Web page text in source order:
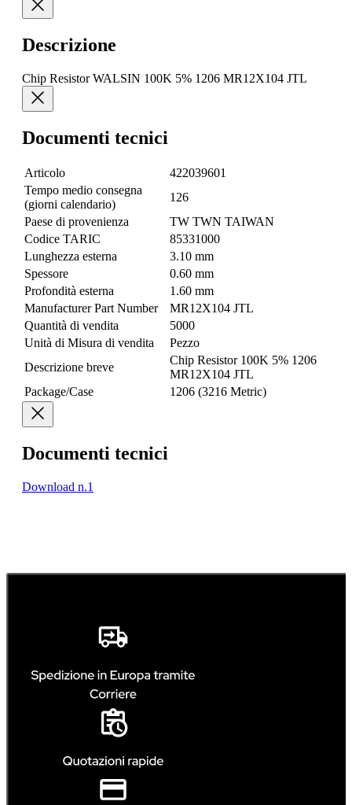
Descrizione
Chip Resistor WALSIN 100K 5% 1206 MR12X104 JTL
Documenti tecnici
Articolo
422039601
Tempo medio consegna
(giorni calendario)
126
Paese di provenienza
TW TWN TAIWAN
Codice TARIC
85331000
Lunghezza esterna
3.10 mm
Spessore
0.60 mm
Profondità esterna
1.60 mm
Manufacturer Part Number
MR12X104 JTL
Quantità di vendita
5000
Unità di Misura di vendita
Pezzo
Descrizione breve
Chip Resistor 100K 5% 1206
MR12X104 JTL
Package/Case
1206 (3216 Metric)
Documenti tecnici
Download n.1